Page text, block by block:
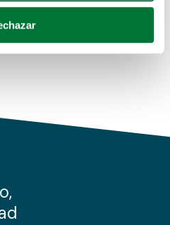
específicas (huellas
cómo se procesan sus
haga del sitio web con
sociales, publicidad y análisis